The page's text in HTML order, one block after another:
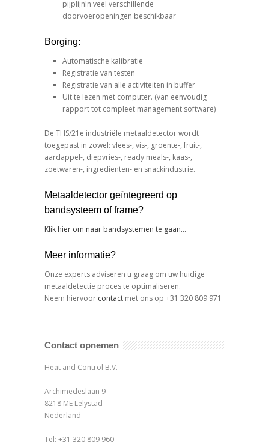
pijplijnIn veel verschillende
doorvoeropeningen beschikbaar
Borging:
Automatische kalibratie
Registratie van testen
Registratie van alle activiteiten in buffer
Uit te lezen met computer. (van eenvoudig
rapport tot compleet management software)
De THS/21e industriële metaaldetector wordt
toegepast in zowel: vlees-, vis-, groente-, fruit-,
aardappel-, diepvries-, ready meals-, kaas-,
zoetwaren-, ingredienten- en snackindustrie.
Metaaldetector geïntegreerd op
bandsysteem of frame?
Klik hier om naar bandsystemen te gaan…
Meer informatie?
Onze experts adviseren u graag om uw huidige
metaaldetectie proces te optimaliseren.
Neem hiervoor contact met ons op +31 320 809 971
Contact opnemen
Heat and Control B.V.
Archimedeslaan 9
8218 ME Lelystad
Nederland
Tel: +31 320 809 960